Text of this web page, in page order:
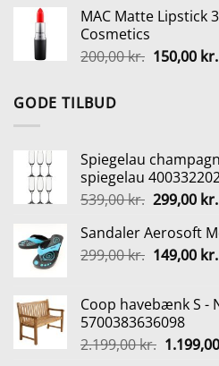
pris
199,95 kr..
MAC Matte Lipstick
Cosmetics
200,00kr. Den
150,00 kr.
GODE TILBUD
Spiegelau
spiegelau
539,00kr. Den
pris
var:
299,00 kr.
Sandaler Aerosoft
299,00kr. Den
var:
299,00 kr..
149,00 kr.
Coop havebænk S -
5700383636098
2.199,00kr. Den
1.199,00